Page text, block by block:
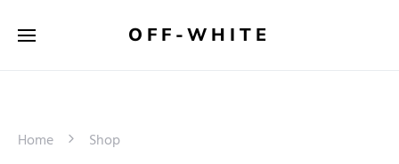
OFF-WHITE
Home Shop